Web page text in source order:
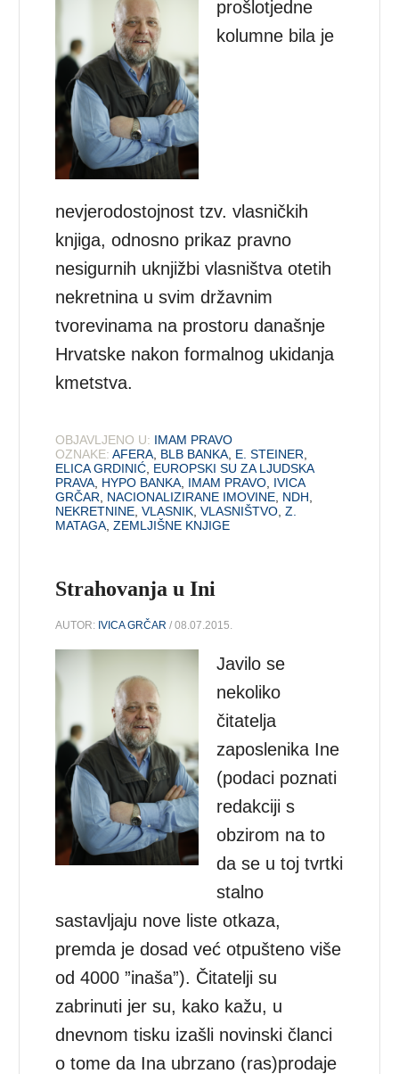
prošlotjedne
kolumne bila je
nevjerodostojnost tzv. vlasničkih
knjiga, odnosno prikaz pravno
nesigurnih uknjižbi vlasništva otetih
nekretnina u svim državnim
tvorevinama na prostoru današnje
Hrvatske nakon formalnog ukidanja
kmetstva.
OBJAVLJENO U: IMAM PRAVO
OZNAKE: AFERA BLB BANKA E. STEINER
ELICA GRDINIĆ EUROPSKI SU ZA LJUDSKA
PRAVA HYPO BANKA IMAM PRAVO IVICA
GRČAR
NACIONALIZIRANE IMOVINE NDH
NEKRETNINE ,VLASNIK ,VLASNIŠTVO ,Z.
MATAGA ,ZEMLJIŠNE KNJIGE
Strahovanja u Ini
AUTOR: IVICA GRČAR / 08.07.2015.
Javilo se
nekoliko
čitatelja
zaposlenika Ine
(podaci poznati
redakciji s
obzirom na to
da se u toj tvrtki
stalno
sastavljaju nove liste otkaza,
premda je dosad već otpušteno više
od 4000 ”inaša”). Čitatelji su
zabrinuti jer su, kako kažu, u
dnevnom tisku izašli novinski članci
o tome da Ina ubrzano (ras)prodaje